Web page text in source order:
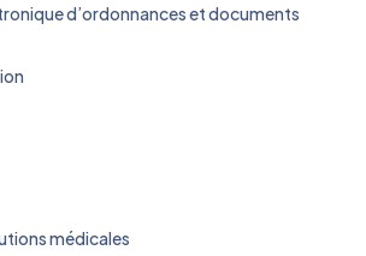
d’ordonnances et documents
médicales